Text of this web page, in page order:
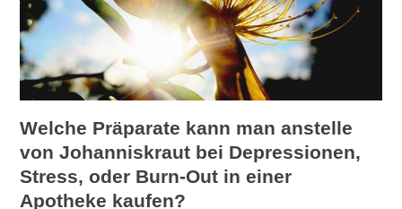
Welche Präparate kann man anstelle
von Johanniskraut bei Depressionen,
Stress, oder Burn-Out in einer
Apotheke kaufen?